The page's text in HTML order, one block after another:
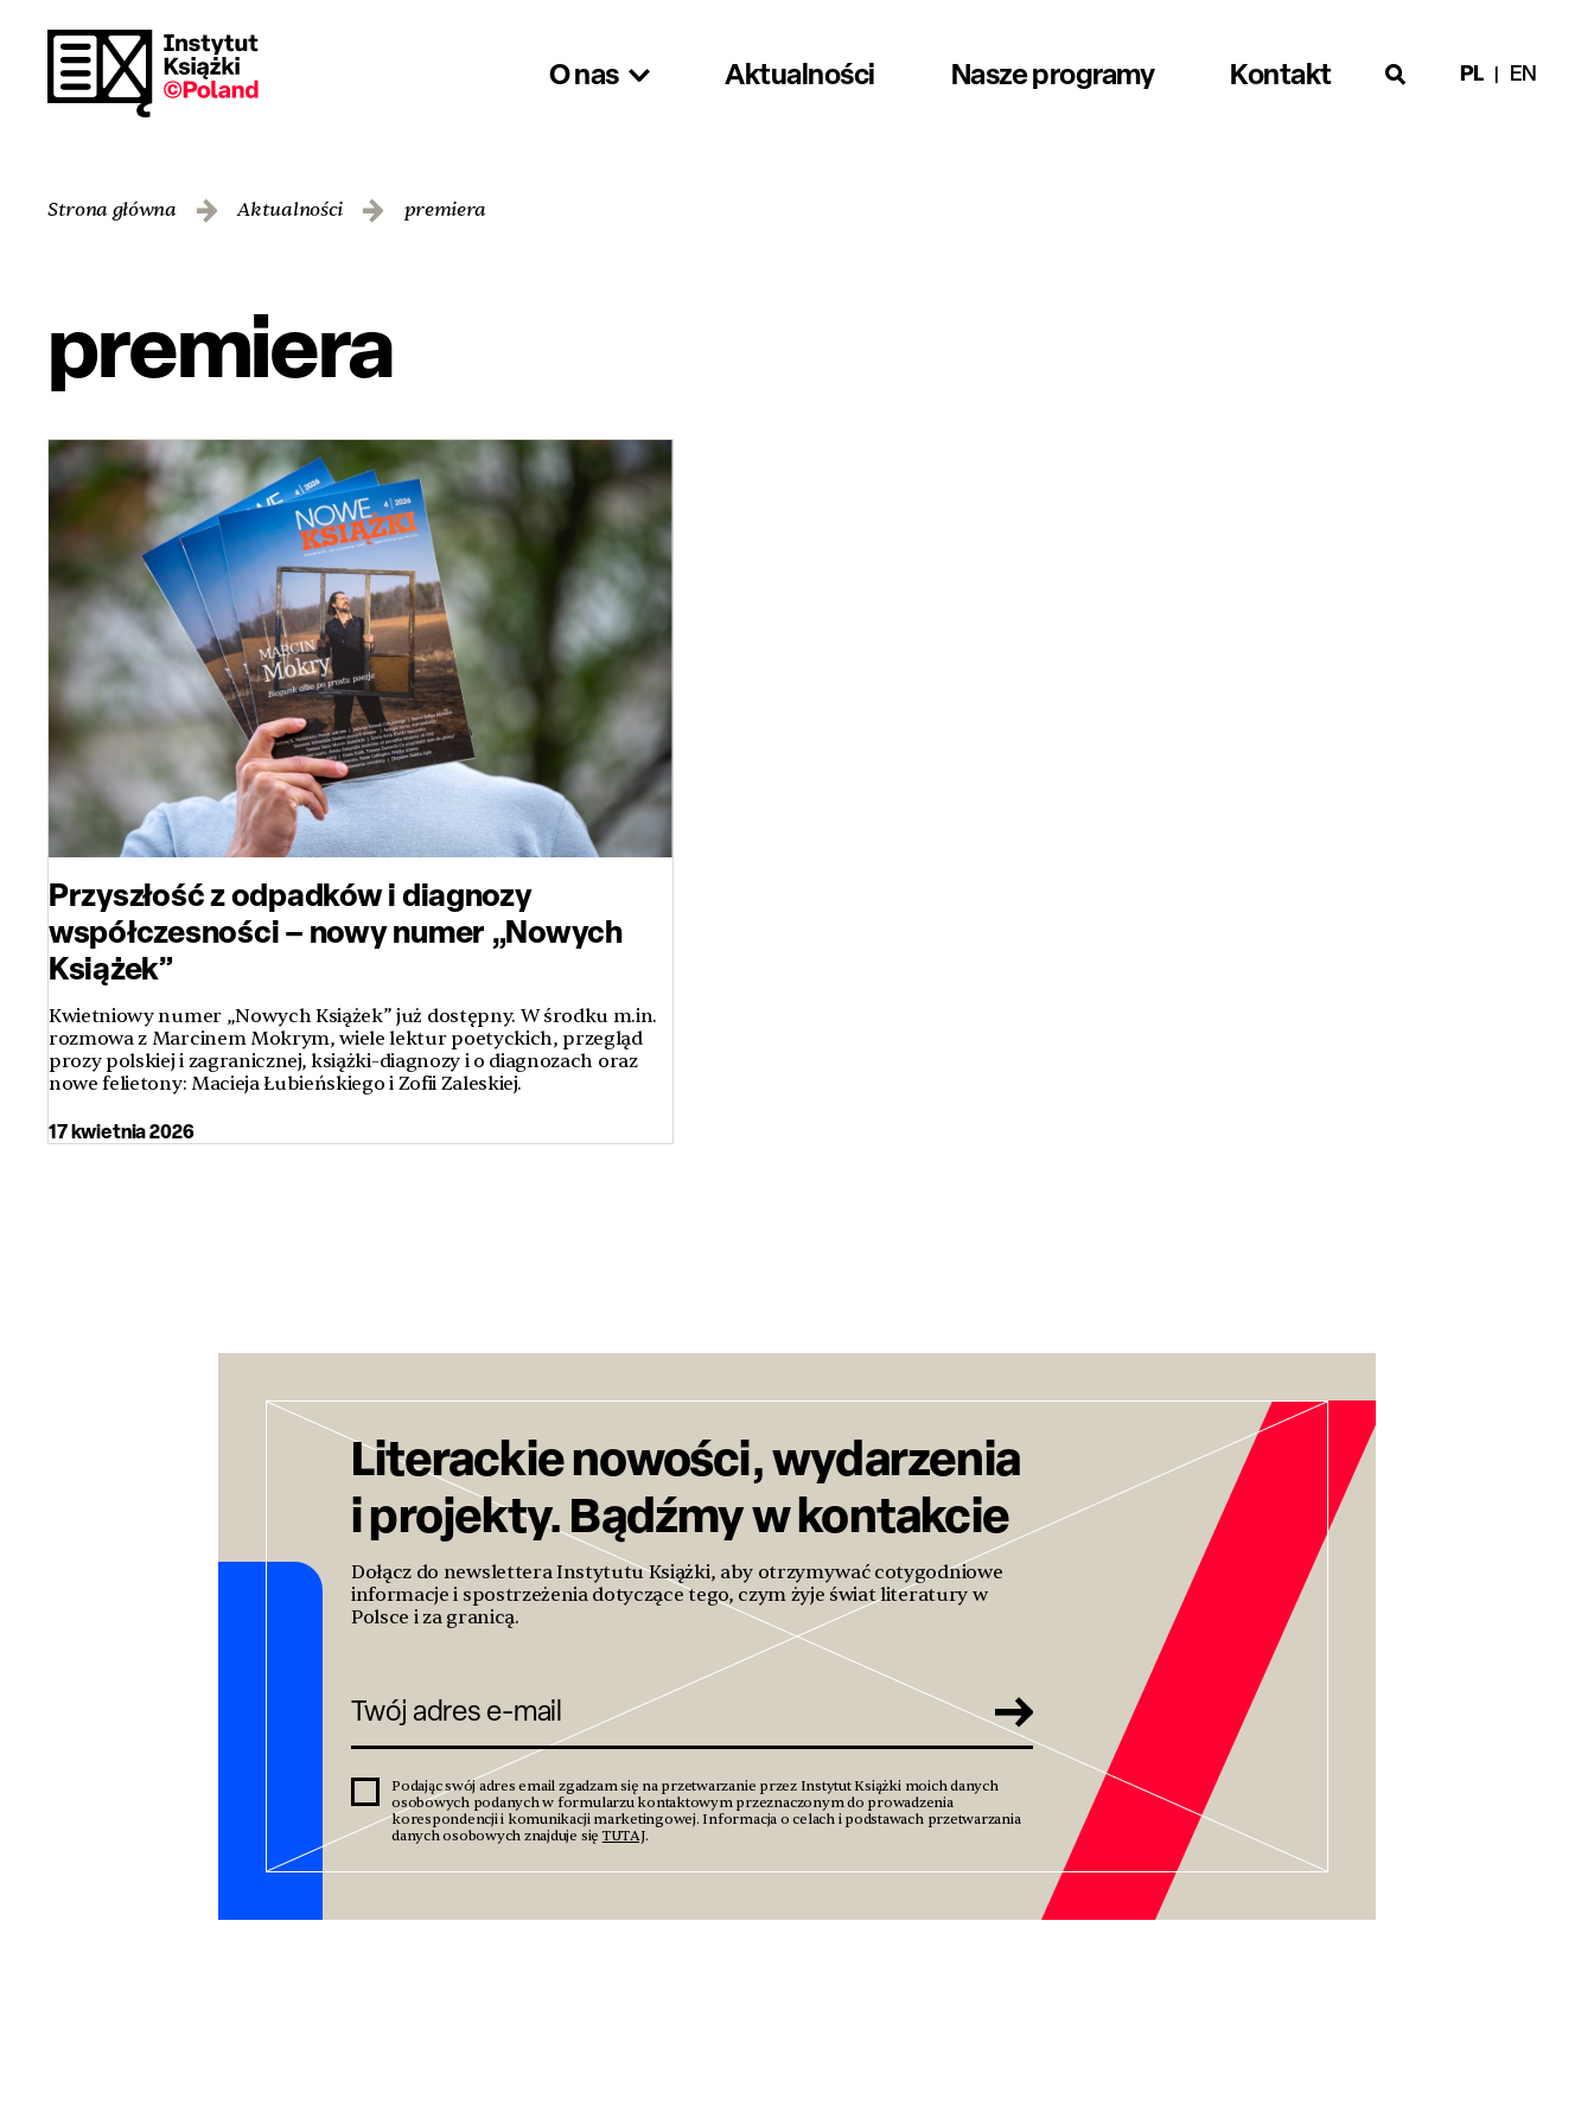
O nas Aktualności Nasze programy Kontakt PL EN
Strona główna Aktualności premiera
premiera
Przyszłość z odpadków i diagnozy
współczesności – nowy numer „Nowych
Książek”
Kwietniowy numer „Nowych Książek” już dostępny. W środku m.in.
rozmowa z Marcinem Mokrym, wiele lektur poetyckich, przegląd
prozy polskiej i zagranicznej, książki-diagnozy i o diagnozach oraz
nowe felietony: Macieja Łubieńskiego i Zofii Zaleskiej.
17 kwietnia 2026
Literackie nowości, wydarzenia
i projekty. Bądźmy w kontakcie
Dołącz do newslettera Instytutu Książki, aby otrzymywać cotygodniowe
informacje i spostrzeżenia dotyczące tego, czym żyje świat literatury w
Polsce i za granicą.
Podając swój adres email zgadzam się na przetwarzanie przez Instytut Książki moich danych
osobowych podanych w formularzu kontaktowym przeznaczonym do prowadzenia
korespondencji i komunikacji marketingowej. Informacja o celach i podstawach przetwarzania
danych osobowych znajduje sięTUTAJ.